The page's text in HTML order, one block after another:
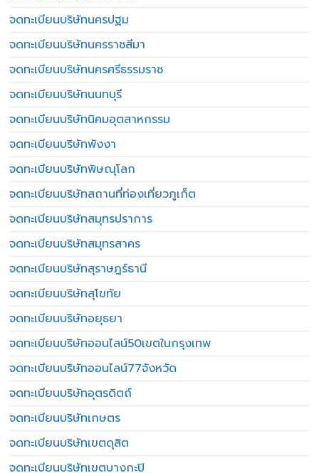
จดทะเบียนบริษัทนครปฐม
จดทะเบียนบริษัทนครราชสีมา
จดทะเบียนบริษัทนครศรีธรรมราช
จดทะเบียนบริษัทนนทบุรี
จดทะเบียนบริษัทนิคมอุตสาหกรรม
จดทะเบียนบริษัทพังงา
จดทะเบียนบริษัทพิษณุโลก
จดทะเบียนบริษัทสถานที่ท่องเที่ยวภูเก็ต
จดทะเบียนบริษัทสมุทรปราการ
จดทะเบียนบริษัทสมุทรสาคร
จดทะเบียนบริษัทสุราษฎร์ธานี
จดทะเบียนบริษัทสุโขทัย
จดทะเบียนบริษัทอยุธยา
จดทะเบียนบริษัทออนไลน์50เขตในกรุงเทพ
จดทะเบียนบริษัทออนไลน์77จังหวัด
จดทะเบียนบริษัทอุตรดิตถ์
จดทะเบียนบริษัทเกษตร
จดทะเบียนบริษัทเขตดุสิต
จดทะเบียนบริษัทเขตบางกะปิ